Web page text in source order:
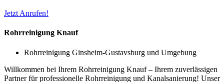
Jetzt Anrufen!
Rohrreinigung Knauf
Rohrreinigung Ginsheim-Gustavsburg und Umgebung
Willkommen bei Ihrem Rohrreinigung Knauf – Ihrem zuverlässigen
Partner für professionelle Rohrreinigung und Kanalsanierung! Unser